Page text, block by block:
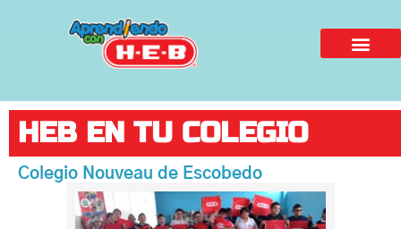
HEB EN TU COLEGIO
Colegio Nouveau de Escobedo